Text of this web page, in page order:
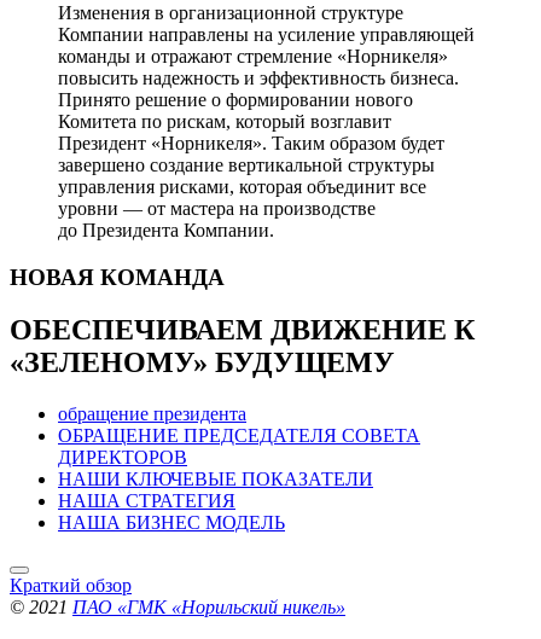
Изменения в организационной структуре
Компании направлены на усиление управляющей
команды и отражают стремление «Норникеля»
повысить надежность и эффективность бизнеса.
Принято решение о формировании нового
Комитета по рискам, который возглавит
Президент «Норникеля». Таким образом будет
завершено создание вертикальной структуры
управления рисками, которая объединит все
уровни — от мастера на производстве
до Президента Компании.
НОВАЯ КОМАНДА
ОБЕСПЕЧИВАЕМ ДВИЖЕНИЕ К
«ЗЕЛЕНОМУ» БУДУЩЕМУ
обращение президента
ОБРАЩЕНИЕ ПРЕДСЕДАТЕЛЯ СОВЕТА
ДИРЕКТОРОВ
НАШИ КЛЮЧЕВЫЕ ПОКАЗАТЕЛИ
НАША СТРАТЕГИЯ
НАША БИЗНЕС МОДЕЛЬ
Краткий обзор
© 2021 ПАО «ГМК «Норильский никель»